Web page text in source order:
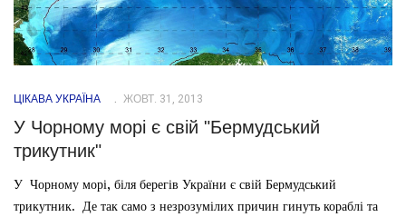
ЦІКАВА УКРАЇНА ЖОВТ. 31, 2013
У Чорному морі є свій "Бермудський
трикутник"
У Чорному морі, біля берегів України є свій Бермудський
трикутник. Де так само з незрозумілих причин гинуть кораблі та